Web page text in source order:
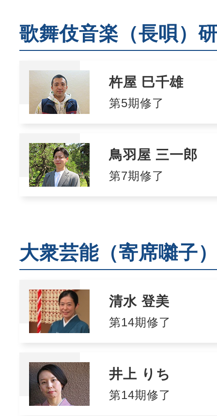
歌舞伎音楽（長唄）
杵屋 巳千雄
第5期修了
鳥羽屋 三一郎
第7期修了
大衆芸能（寄席囃子
清水 登美
第14期修了
井上 りち
第14期修了